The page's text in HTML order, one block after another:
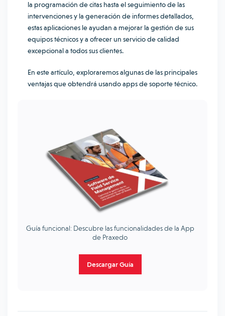
la programación de citas hasta el seguimiento de las
intervenciones y la generación de informes detallados,
estas aplicaciones le ayudan a mejorar la gestión de sus
equipos técnicos y a ofrecer un servicio de calidad
excepcional a todos sus clientes.
En este artículo, exploraremos algunas de las principales
ventajas que obtendrá usando apps de soporte técnico.
Guía funcional: Descubre las funcionalidades de la App
de Praxedo
Descargar Guía